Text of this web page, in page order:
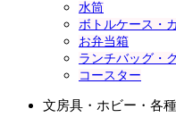
水筒
ボトルケース・
お弁当箱
ランチバッグ・
コースター
文房具・ホビー・各